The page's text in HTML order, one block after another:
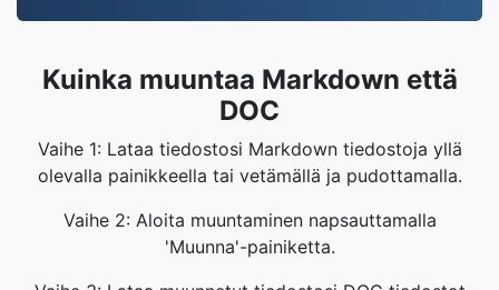
Kuinka muuntaa Markdown että
DOC
Vaihe 1: Lataa tiedostosi Markdown tiedostoja yllä
olevalla painikkeella tai vetämällä ja pudottamalla.
Vaihe 2: Aloita muuntaminen napsauttamalla
'Muunna'-painiketta.